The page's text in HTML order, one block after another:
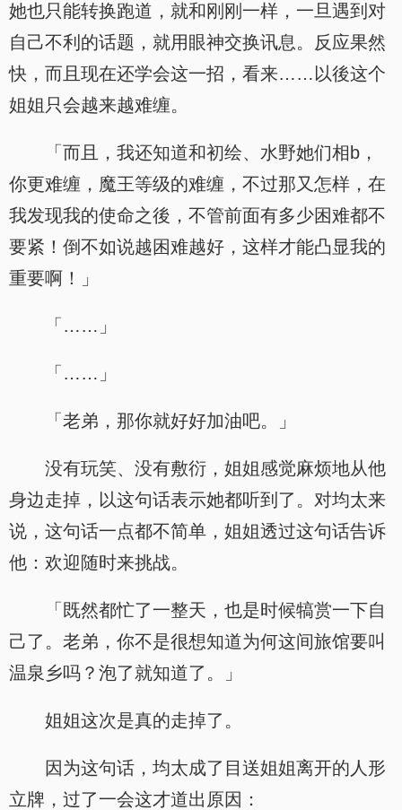
她也只能转换跑道，就和刚刚一样，一旦遇到对
自己不利的话题，就用眼神交换讯息。反应果然
快，而且现在还学会这一招，看来……以後这个
姐姐只会越来越难缠。
「而且，我还知道和初绘、水野她们相b，
你更难缠，魔王等级的难缠，不过那又怎样，在
我发现我的使命之後，不管前面有多少困难都不
要紧！倒不如说越困难越好，这样才能凸显我的
重要啊！」
「……」
「……」
「老弟，那你就好好加油吧。」
没有玩笑、没有敷衍，姐姐感觉麻烦地从他
身边走掉，以这句话表示她都听到了。对均太来
说，这句话一点都不简单，姐姐透过这句话告诉
他：欢迎随时来挑战。
「既然都忙了一整天，也是时候犒赏一下自
己了。老弟，你不是很想知道为何这间旅馆要叫
温泉乡吗？泡了就知道了。」
姐姐这次是真的走掉了。
因为这句话，均太成了目送姐姐离开的人形
立牌，过了一会这才道出原因：